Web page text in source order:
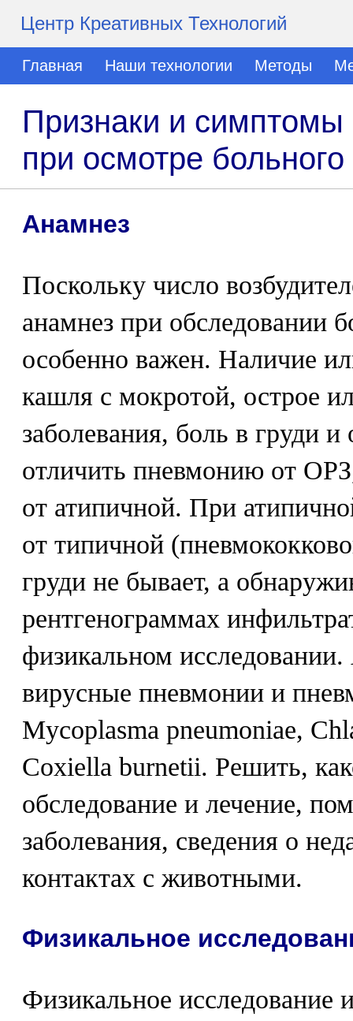
Центр Креативных Технологий
Главная Наши технологии Методы
Признаки и
при осмотре больного
Анамнез
Поскольку число
анамнез при обследовании
особенно важен. Наличие
кашля с мокротой, острое
заболевания, боль в груди
отличить пневмонию от
от атипичной. При
от типичной
груди не бывает, а
рентгенограммах
физикальном
вирусные пневмонии и
Mycoplasma pneumoniae,
Coxiella burnetii. Решить,
обследование и лечение,
заболевания, сведения о
контактах с животными.
Физикальное
Физикальное исследование